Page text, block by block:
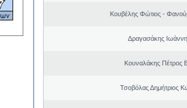
Κουβέλης Φώτιος -
Δραγασάκης
Κουναλάκης Πέτρος
Τσοβόλας Δημήτριος